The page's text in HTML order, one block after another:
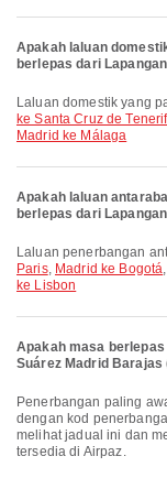
Apakah laluan
berlepas dari
Laluan domestik yang
ke Santa Cruz de
Madrid ke Málaga
Apakah laluan
berlepas dari
Laluan penerbangan
Paris, Madrid ke Bogotá,
ke Lisbon
Apakah masa
Suárez Madrid Barajas
Penerbangan paling awal ke Santiago de Compostela dengan Ryanair
dengan kod
melihat jadual ini dan
tersedia di Airpaz.